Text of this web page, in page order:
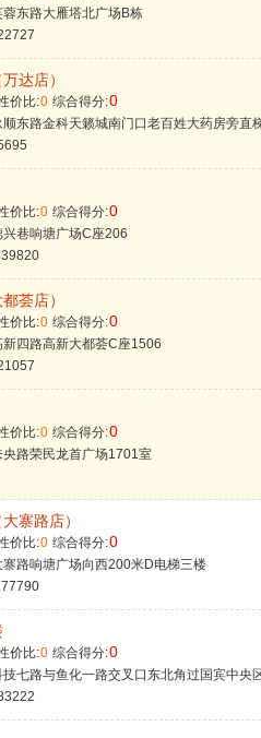
东路大雁塔北广场B栋
达店）
价比:0 综合得分:0
东路金科天籁城南门口老百姓大药房旁直
价比:0 综合得分:0
巷响塘广场C座206
荟店）
价比:0 综合得分:0
四路高新大都荟C座1506
价比:0 综合得分:0
路荣民龙首广场1701室
寨路店）
价比:0 综合得分:0
路响塘广场向西200米D电梯三楼
价比:0 综合得分:0
七路与鱼化一路交叉口东北角过国宾中央